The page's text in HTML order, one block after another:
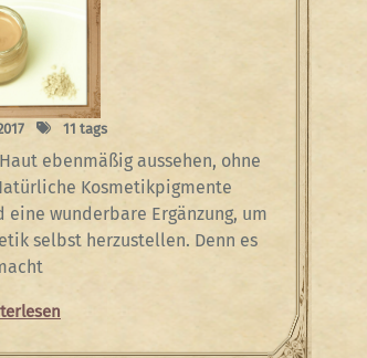
11 tags
ebenmäßig aussehen, ohne
Kosmetikpigmente
wunderbare Ergänzung, um
selbst herzustellen. Denn es